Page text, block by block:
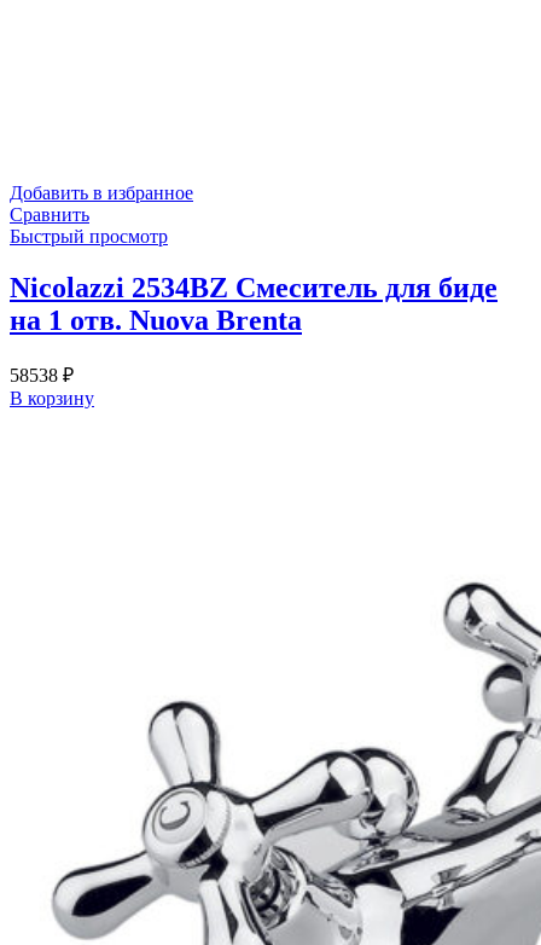
Добавить в избранное
Сравнить
Быстрый просмотр
Nicolazzi 2534BZ Смеситель для биде
на 1 отв. Nuova Brenta
58538 ₽
В корзину